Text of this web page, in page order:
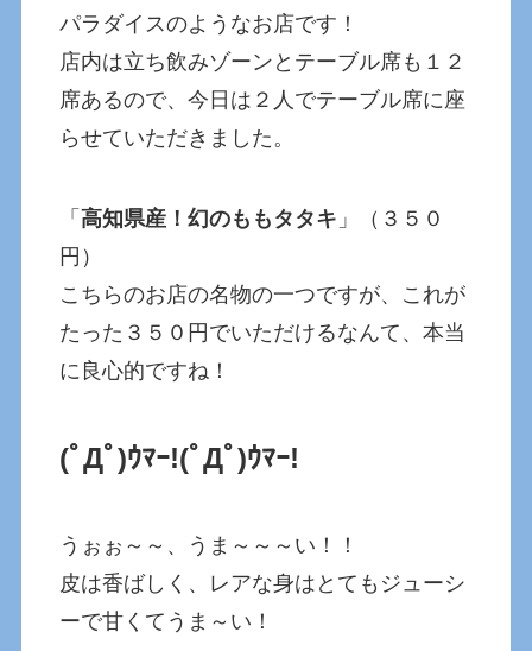
パラダイスのようなお店です！
店内は立ち飲みゾーンとテーブル席も１２
席あるので、今日は２人でテーブル席に座
らせていただきました。
「高知県産！幻のももタタキ 」（３５０
円）
こちらのお店の名物の一つですが、これが
たった３５０円でいただけるなんて、本当
に良心的ですね！
(ﾟДﾟ)ｳﾏｰ!(ﾟДﾟ)ｳﾏｰ!
うぉぉ～～、うま～～～い！！
皮は香ばしく、レアな身はとてもジューシ
ーで甘くてうま～い！